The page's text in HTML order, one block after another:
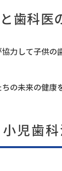
歯科医
力して子供の
の未来の健康
児歯